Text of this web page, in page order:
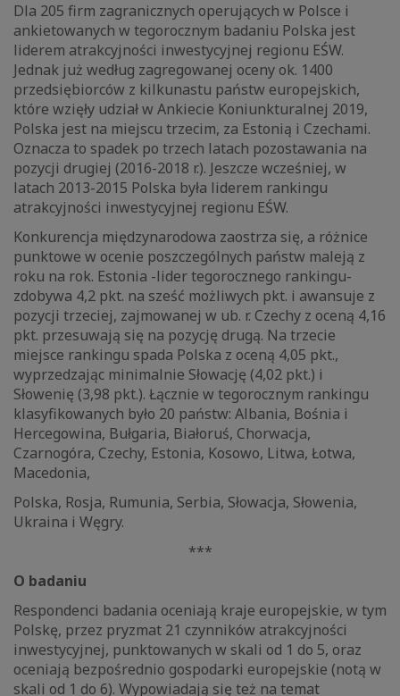
Dla 205 firm zagranicznych operujących w Polsce i
ankietowanych w tegorocznym badaniu Polska jest
liderem atrakcyjności inwestycyjnej regionu EŚW.
Jednak już według zagregowanej oceny ok. 1400
przedsiębiorców z kilkunastu państw europejskich,
które wzięły udział w Ankiecie Koniunkturalnej 2019,
Polska jest na miejscu trzecim, za Estonią i Czechami.
Oznacza to spadek po trzech latach pozostawania na
pozycji drugiej (2016-2018 r.). Jeszcze wcześniej, w
latach 2013-2015 Polska była liderem rankingu
atrakcyjności inwestycyjnej regionu EŚW.
Konkurencja międzynarodowa zaostrza się, a różnice
punktowe w ocenie poszczególnych państw maleją z
roku na rok. Estonia -lider tegorocznego rankingu-
zdobywa 4,2 pkt. na sześć możliwych pkt. i awansuje z
pozycji trzeciej, zajmowanej w ub. r. Czechy z oceną 4,16
pkt. przesuwają się na pozycję drugą. Na trzecie
miejsce rankingu spada Polska z oceną 4,05 pkt.,
wyprzedzając minimalnie Słowację (4,02 pkt.) i
Słowenię (3,98 pkt.). Łącznie w tegorocznym rankingu
klasyfikowanych było 20 państw: Albania, Bośnia i
Hercegowina, Bułgaria, Białoruś, Chorwacja,
Czarnogóra, Czechy, Estonia, Kosowo, Litwa, Łotwa,
Macedonia,
Polska, Rosja, Rumunia, Serbia, Słowacja, Słowenia,
Ukraina i Węgry.
***
O badaniu
Respondenci badania oceniają kraje europejskie, w tym
Polskę, przez pryzmat 21 czynników atrakcyjności
inwestycyjnej, punktowanych w skali od 1 do 5, oraz
oceniają bezpośrednio gospodarki europejskie (notą w
skali od 1 do 6). Wypowiadają się też na temat